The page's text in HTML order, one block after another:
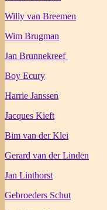
Willy van Breemen
Wim Brugman
Jan Brunnekreef
Boy Ecury
Harrie Janssen
Jacques Kieft
Bim van der Klei
Gerard van der Linden
Jan Linthorst
Gebroeders Schut